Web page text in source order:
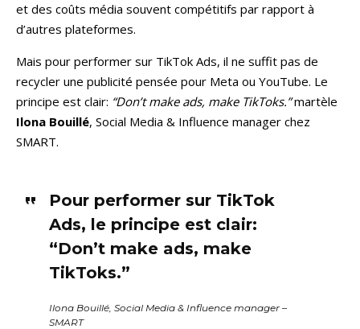
et des coûts média souvent compétitifs par rapport à
d’autres plateformes.
Mais pour performer sur TikTok Ads, il ne suffit pas de
recycler une publicité pensée pour Meta ou YouTube. Le
principe est clair: “Don’t make ads, make TikToks.”martèle
Ilona Bouillé, Social Media & Influence manager chez
SMART.
Pour performer sur TikTok
Ads, le principe est clair:
“Don’t make ads, make
TikToks.”
Ilona Bouillé, Social Media & Influence manager –
SMART